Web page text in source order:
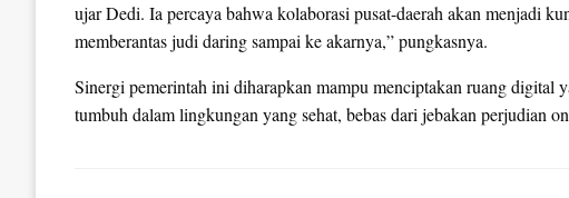
ujar Dedi. Ia percaya bahwa kolaborasi pusat-daerah akan menjadi
memberantas judi daring sampai ke akarnya,” pungkasnya.
Sinergi pemerintah ini diharapkan mampu menciptakan ruang digital
tumbuh dalam lingkungan yang sehat, bebas dari jebakan perjudian